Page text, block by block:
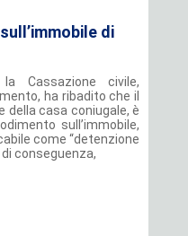
di
Cassazione civile,
ha ribadito che il
della casa coniugale, è
sull’immobile,
come “detenzione
conseguenza,